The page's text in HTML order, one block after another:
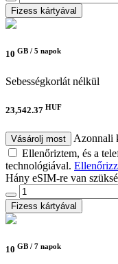
Fizess kártyával
10 GB / 5 napok
Sebességkorlát nélkül
23,542.37 HUF
Vásárolj most
Azonnali
Ellenőriztem, és a
technológiával.
Hány eSIM-re van
Fizess kártyával
10 GB / 7 napok